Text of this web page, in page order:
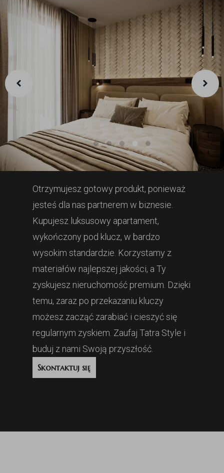
Otrzymujesz gotowy produkt, ponieważ
jesteś dla nas partnerem w biznesie.
Kupujesz luksusowy apartament,
wykończony pod klucz, w bardzo
wysokim standardzie. Korzystamy z
materiałów najlepszej jakości, a Ty
zyskujesz nieruchomość premium. Dzięki
temu, zaraz po przekazaniu kluczy
możesz zacząć zarabiać i cieszyć się
regularnym zyskiem. Zaufaj Tatra Style i
buduj z nami Swoją przyszłość.
Skontaktuj się